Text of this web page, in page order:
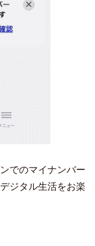
でのマイナンバー
ジタル生活をお楽